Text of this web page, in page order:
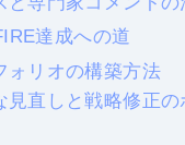
達成への道
ォリオの構築方法
見直しと戦略修正の